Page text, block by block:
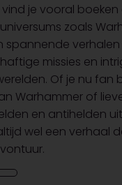
je vooral
zoals
spannende
missies en
Of je nu fan
Warhammer of
en antihelden
wel een verhaal